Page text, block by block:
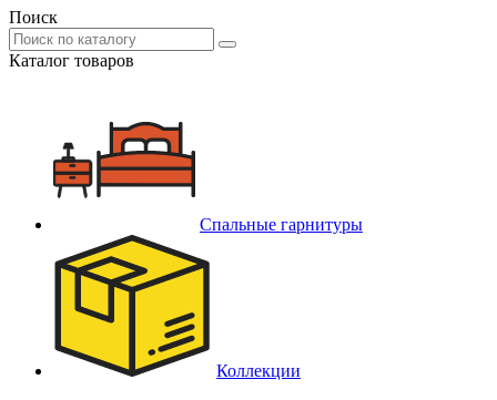
Поиск
Каталог товаров
Спальные гарнитуры
Коллекции